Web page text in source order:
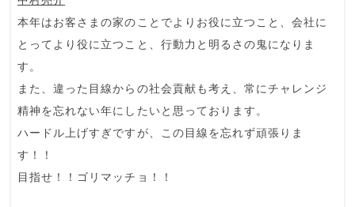
本年はお客さまの家のことでよりお役に立つこと、会社に
とってより役に立つこと、行動力と明るさの鬼になりま
す。
また、違った目線からの社会貢献も考え、常にチャレンジ
精神を忘れない年にしたいと思っております。
ハードル上げすぎですが、この目線を忘れず頑張りま
す！！
目指せ！！ゴリマッチョ！！